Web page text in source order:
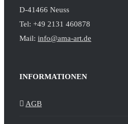
D-41466 Neuss
Tel: +49 2131 460878
Mail: info@ama-art.de
INFORMATIONEN
AGB